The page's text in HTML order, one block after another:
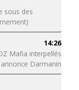
sous des
14:26
Mafia interpellés
Darmanin